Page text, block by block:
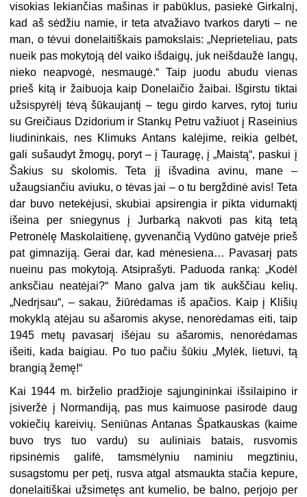
visokias lekiančias mašinas ir pabūklus, pasiekė Girkalnį,
kad aš sėdžiu namie, ir teta atvažiavo tvarkos daryti – ne
man, o tėvui donelaitiškais pamokslais: „Neprieteliau, pats
nueik pas mokytoją dėl vaiko išdaigų, juk neišdaužė langų,
nieko neapvogė, nesmaugė.“ Taip juodu abudu vienas
prieš kitą ir žaibuoja kaip Donelaičio žaibai. Išgirstu tiktai
užsispyrėlį tėvą šūkaujantį – tegu girdo karves, rytoj turiu
su Greičiaus Dzidorium ir Stankų Petru važiuot į Raseinius
liudininkais, nes Klimuks Antans kalėjime, reikia gelbėt,
gali sušaudyt žmogų, poryt – į Tauragę, į „Maistą“, paskui į
Šakius su skolomis. Teta jį išvadina avinu, mane –
užaugsiančiu aviuku, o tėvas jai – o tu bergždinė avis! Teta
dar buvo netekėjusi, skubiai apsirengia ir pikta vidurnaktį
išeina per sniegynus į Jurbarką nakvoti pas kitą tetą
Petronėlę Maskolaitienę, gyvenančią Vydūno gatvėje prieš
pat gimnaziją. Gerai dar, kad mėnesiena… Pavasarį pats
nueinu pas mokytoją. Atsiprašyti. Paduoda ranką: „Kodėl
anksčiau neatėjai?“ Mano galva jam tik aukščiau kelių.
„Nedrįsau“, – sakau, žiūrėdamas iš apačios. Kaip į Klišių
mokyklą atėjau su ašaromis akyse, nenorėdamas eiti, taip
1945 metų pavasarį išėjau su ašaromis, nenorėdamas
išeiti, kada baigiau. Po tuo pačiu šūkiu „Mylėk, lietuvi, tą
brangią žemę!“
Kai 1944 m. birželio pradžioje sąjungininkai išsilaipino ir
įsiveržė į Normandiją, pas mus kaimuose pasirodė daug
vokiečių kareivių. Seniūnas Antanas Špatkauskas (kaime
buvo trys tuo vardu) su auliniais batais, rusvomis
ripsinėmis galifė, tamsmėlyniu naminiu megztiniu,
susagstomu per petį, rusva atgal atsmaukta stačia kepure,
donelaitiškai užsimetęs ant kumelio, be balno, perjojo per